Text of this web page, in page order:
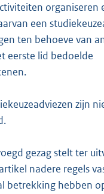
organiseren
een
ten behoeve van
eerste lid bedoelde
zijn
gezag stelt ter
nadere regels
betrekking hebben